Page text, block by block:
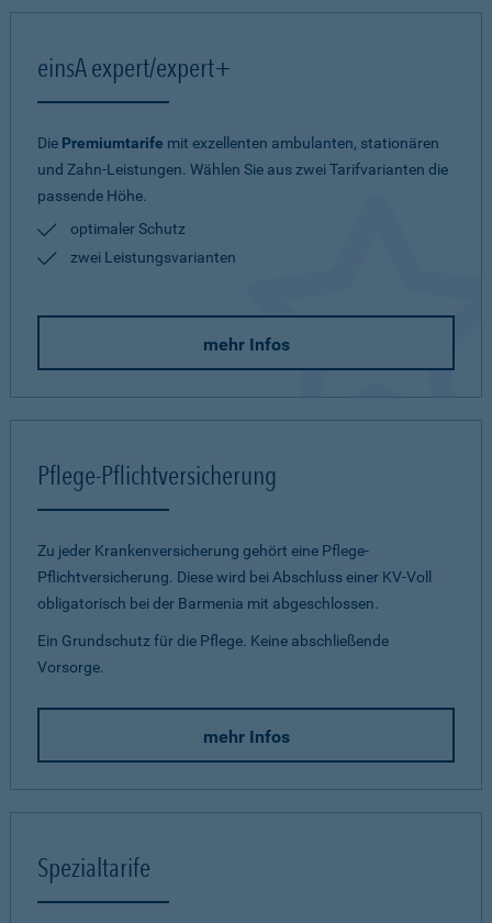
einsA expert/expert+
Die Premiumtarife mit exzellenten ambulanten, stationären
und Zahn-Leistungen. Wählen Sie aus zwei Tarifvarianten die
passende Höhe.
optimaler Schutz
zwei Leistungsvarianten
mehr Infos
Pflege-Pflichtversicherung
Zu jeder Krankenversicherung gehört eine Pflege-
Pflichtversicherung. Diese wird bei Abschluss einer KV-Voll
obligatorisch bei der Barmenia mit abgeschlossen.
Ein Grundschutz für die Pflege. Keine abschließende
Vorsorge.
mehr Infos
Spezialtarife